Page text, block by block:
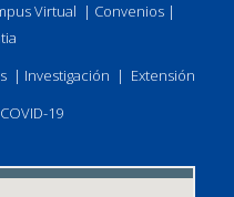
Virtual | Convenios|
| Investigación | Extensión
19